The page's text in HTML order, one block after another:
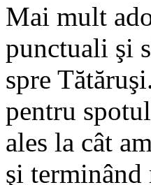
Mai mult
punctuali şi
spre
pentru
ales la cât
şi